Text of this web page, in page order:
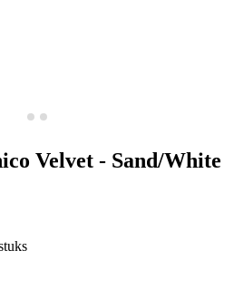
Velvet - Sand/White